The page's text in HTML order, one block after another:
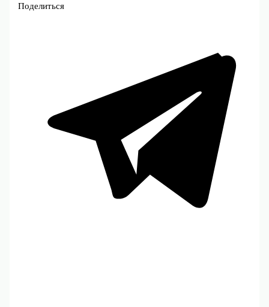
Поделиться